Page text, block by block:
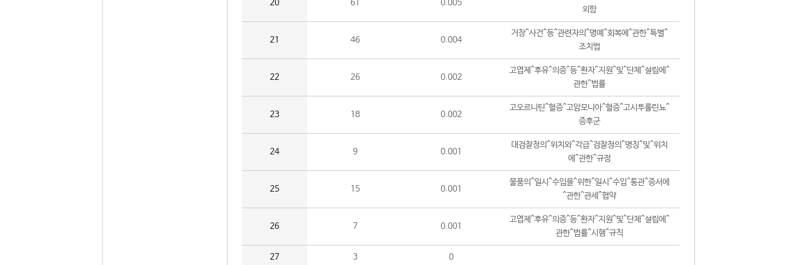
20 61 0.005
외함
21 46 0.004
거창^사건^등^관련자의^명예^회복에^관한^특별^
조치법
22 26 0.002
고엽제^후유^의증^등^환자^지원^및^단체^설립에^
관한^법률
23 18 0.002
고오르니틴^혈증^고암모니아^혈증^고시투룰린뇨^
증후군
24 9 0.001
대검찰청의^위치와^각급^검찰청의^명칭^및^위치
에^관한^규정
25 15 0.001
물품의^일시^수입을^위한^일시^수입^통관^증서에
^관한^관세^협약
26 7 0.001
고엽제^후유^의증^등^환자^지원^및^단체^설립에^
관한^법률^시행^규칙
27 3 0